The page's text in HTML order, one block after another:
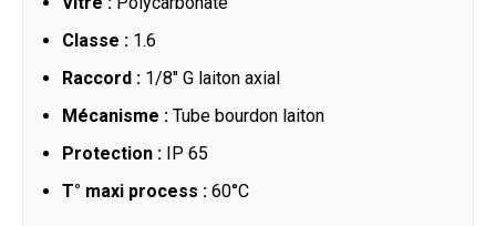
Classe : 1.6
Raccord : 1/8" G laiton axial
Mécanisme : Tube bourdon laiton
Protection : IP 65
T° maxi process : 60°C